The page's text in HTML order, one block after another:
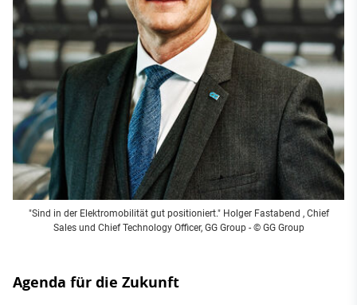
"Sind in der Elektromobilität gut positioniert." Holger Fastabend , Chief
Sales und Chief Technology Officer, GG Group - © GG Group
Agenda für die Zukunft